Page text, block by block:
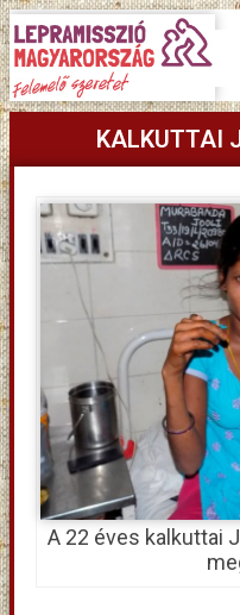
KALKUTTAI
A 22 éves kalkuttai